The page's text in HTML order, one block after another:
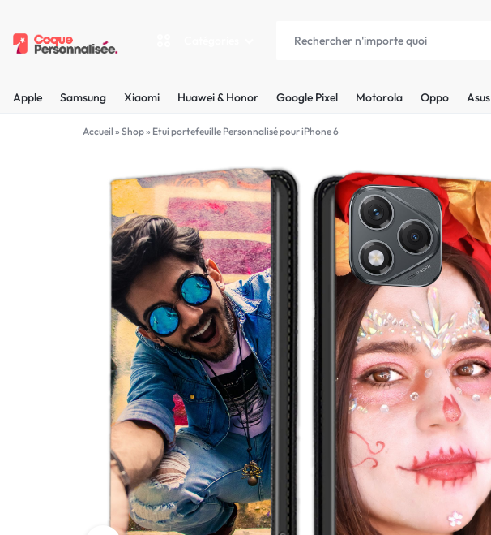
PLUS
BELLES
COQUES
PERSONNALISÉES
Xiaomi
Huawei & Honor
Google Pixel
Motorola
Oppo
Asus
Nokia – HMD
OnePlus
Apple Samsung Xiaomi Huawei & Honor Google Pixel Motorola Oppo Asus
Accueil » Shop» Etui portefeuille Personnalisé pour iPhone 6